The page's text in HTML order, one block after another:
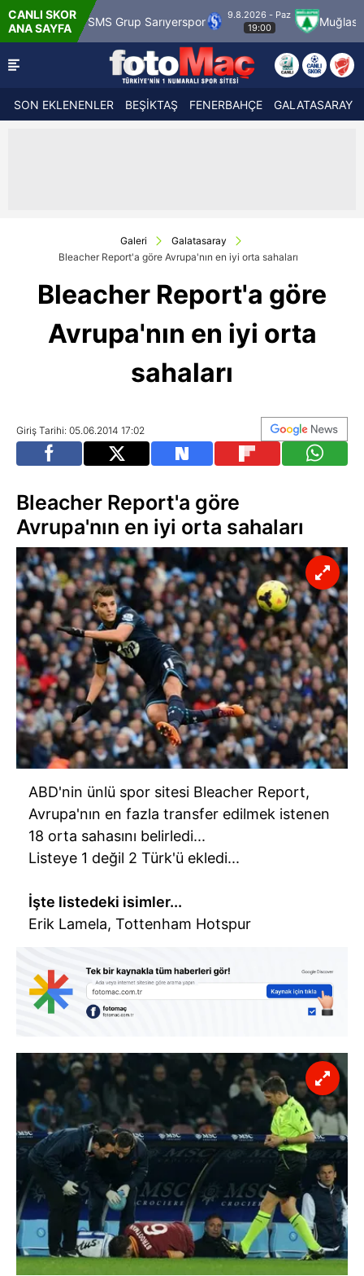
CANLI SKOR
ANA SAYFA
Grup Sarıyerspor
9.8.2026 - Paz
19:00
Muğlaspor Vanspor
SON EKLENENLER BEŞİKTAŞ FENERBAHÇE GALATASARAY
Galeri
Galatasaray
Bleacher Report'a göre Avrupa'nın en iyi orta sahaları
Bleacher Report'a göre
Avrupa'nın en iyi orta
sahaları
Giriş Tarihi: 05.06.2014 17:02
Bleacher Report'a göre
Avrupa'nın en iyi orta sahaları
ABD'nin ünlü spor sitesi Bleacher Report,
Avrupa'nın en fazla transfer edilmek istenen
18 orta sahasını belirledi...
Listeye 1 değil 2 Türk'ü ekledi...
İşte listedeki isimler...
Erik Lamela, Tottenham Hotspur